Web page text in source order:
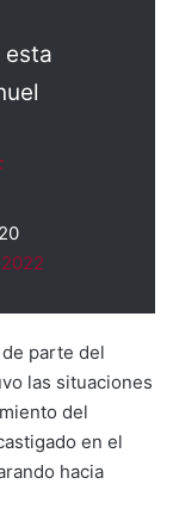
esta
parte del
las situaciones
del
en el
hacia